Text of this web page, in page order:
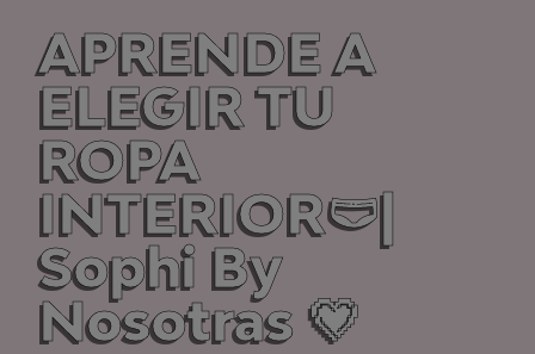
APRENDE A
ELEGIR TU
ROPA
INTERIOR🩲|
Sophi By
Nosotras 💗